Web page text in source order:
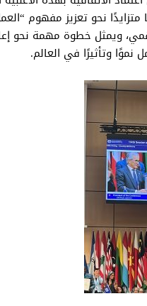
متزايدًا نحو تعزيز مفهوم
ويمثل خطوة مهمة نحو
نموًا وتأثيرًا في العالم.